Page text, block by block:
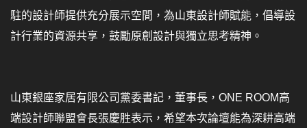
駐的設計師提供充分展示空間，為山東設計師賦能，倡導設
計行業的資源共享，鼓勵原創設計與獨立思考精神。
山東銀座家居有限公司黨委書記，董事長，ONE ROOM高
端設計師聯盟會長張慶胜表示，希望本次論壇能為深耕高端